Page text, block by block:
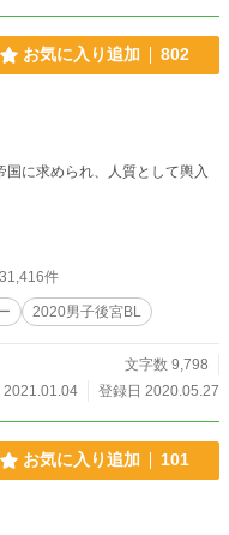
お気に入り追加 802
に求められ、人質として輿入
件
2020男子後宮BL
文字数 9,798
2021.01.04
登録日 2020.05.27
お気に入り追加 101